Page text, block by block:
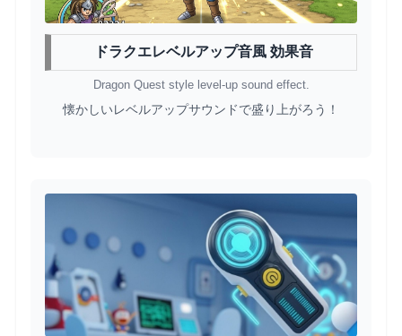
ドラクエレベルアップ音風 効果音
Dragon Quest style level-up sound effect.
懐かしいレベルアップサウンドで盛り上がろう！